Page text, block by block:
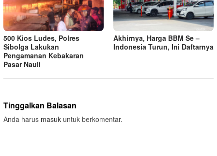
500 Kios Ludes, Polres
Sibolga Lakukan
Pengamanan Kebakaran
Pasar Nauli
Akhirnya, Harga BBM Se –
Indonesia Turun, Ini Daftarnya
Tinggalkan Balasan
Anda harus masuk untuk berkomentar.